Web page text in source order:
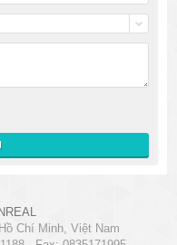
Chí Minh, Việt Nam